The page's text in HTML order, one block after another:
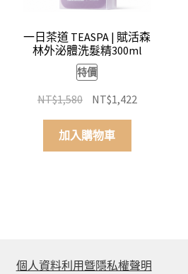
一日茶道 TEASPA | 賦活森
林外泌體洗髮精300ml
特價
NT$1,580 原
始
價
格：
NT$1,422目
加入購物車
個人資料利用曁隱私權聲明